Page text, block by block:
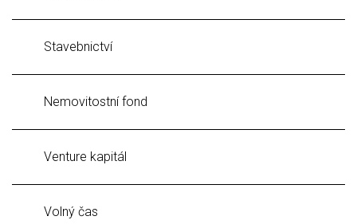
Stavebnictví
Nemovitostní fond
Venture kapitál
Volný čas